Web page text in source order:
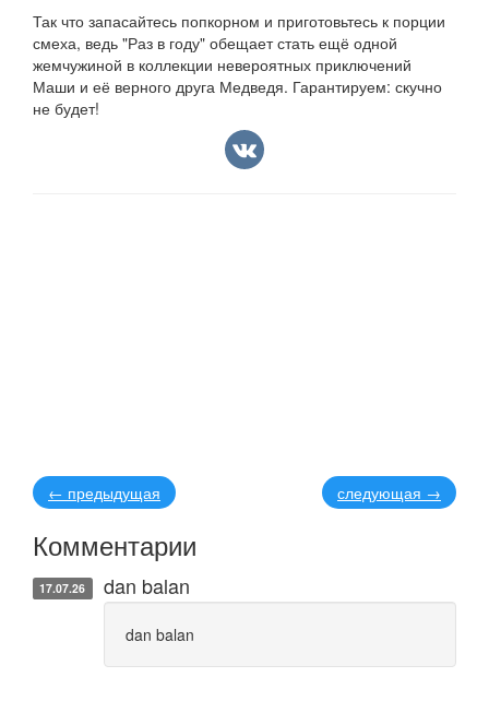
Так что запасайтесь попкорном и приготовьтесь к порции
смеха, ведь "Раз в году" обещает стать ещё одной
жемчужиной в коллекции невероятных приключений
Маши и её верного друга Медведя. Гарантируем: скучно
не будет!
← предыдущая следующая →
Комментарии
17.07.26 dan balan
dan balan